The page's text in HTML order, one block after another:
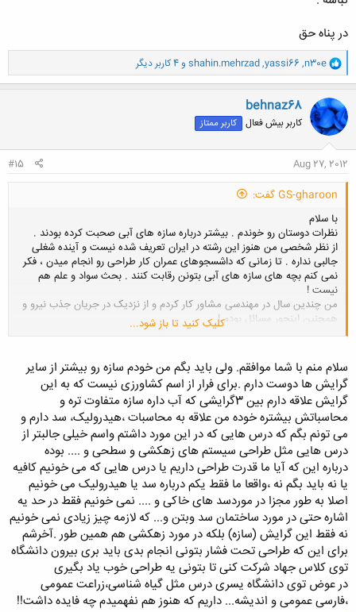
در پناه حق
و
ا
ک
ن
ش
ه
ا
n30e
,
yassi66
,
shahin.mehrzad و 4 کاربر دیگر
behnaz68
کاربر بیش فعال کاربر ممتاز
Aug 27, 2012
#15
GS-gharoon گفت:
با سلام
نظرات دوستان رو خوندم . بیشتر درباره سازه های آبی صحبت کرده بودند .
از نظر شخصی من هنوز این رشته در ایران تعریف شده نیست و آینده شغلی
جالبی نداره . تا زمانی که داشسجوهای عمران کار طراحی رو انجام میدن ، فکر
نمی کنم بچه های سازه های آبی بتونن رقابت کنند . بحث سواد و علم هم
نیست !
من چندین سال در مهندسی مشاور کار کردم و از نزدیک در جریان جذب نیرو و
همچنین اینجور مسائل بودم !
مسئله دوم اینکه طی دهه های گذشته بدلیل فهم نادرست از سازه ، مشکلات
از سد ها یا سازه های گابیونی و ... باعث شده مشکلات کمبود آب در کشورمون
رو زیادتر کنیم .
و درباره علم و دانش دانشجویان سازه های آبی ، یه سوال دارم . فکر می کنید
دانش اموختگان ما ، دانش کافی برای طراحی رو دارند ؟؟؟ آیا درس هایی که
می خونند مفید ، کافی و موثر هستند !؟
بنظر من یکی از بزرگترین دلایلی که دانشجوها به سمت این گرایش هجوم
آوردند ، فرار از اسم کشاورزی بوده .
کلیک کنید تا باز شود...
سلام منم با شما موافقم. ولی باید بگم من خودم سازه رو بیشتر از سایر
گرایش ها دوست دارم .برای فرار از اسم کشاورزی نیست که به این
گرایش علاقه دارم بین 3گرایشی که آب داره سازه متفاوت تره و
محاسباتش بیشتره خوده من علاقه به محاسبات ،هیدرولیک، سد دارم و
می تونم بگم که درس هایی که در این مورد داشتم واسم خیلی جالبتر از
درس هایی مثل طراحی سیستم های زهکشی و سطحی و .... بوده
درباره این که آیا ما قدرت طراحی داریم یا درس هایی که می خونیم کافیه
یا نه باید بگم نه ،واقعا ما فقط یکم درباره سد یا هیدرولیک می خونیم
اصلا به طور مجزا در موردسد های خاکی و .... نمی خونیم فقط در حد یه
اشاره حتی در مورد ساختمان سد وبتن و... که لازمه چیز زیادی نمی خونیم
نه فقط این گرایش (سازه) بلکه در مورد زهکشی هم همین طور .آخرشم
برای این که طراحی تحت فشار بتونی انجام بدی باید بری بیرون دانشگاه
توی کلاس جهاد شرکت کنی تا بتونی یه طراحی خوب یاد بگیری
در عوض توی دانشگاه یسری درس مثل گیاه شناسی،زراعت عمومی
،فارسی عمومی و اندیشه... داریم که هنوز هم نفهمیدم چه فایده داشت!!